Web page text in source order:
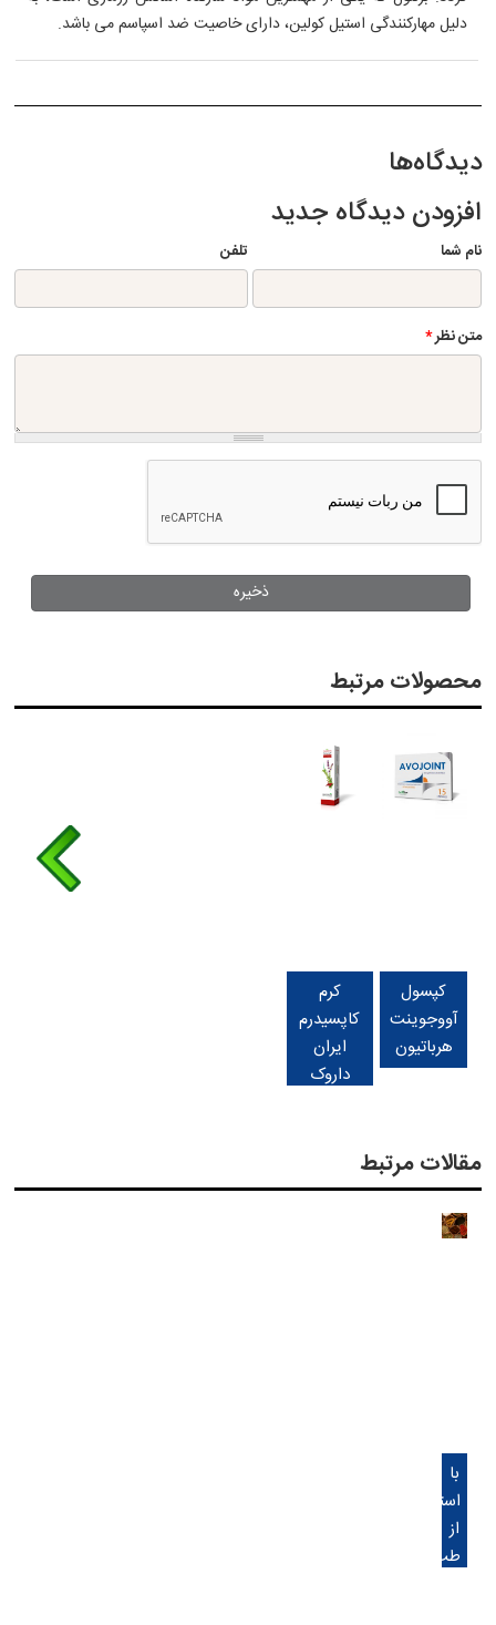
دلیل مهارکنندگی استیل کولین، دارای خاصیت ضد اسپاسم می باشد.
دیدگاه‌ها
افزودن دیدگاه جدید
نام شما تلفن
متن نظر*
محصولات مرتبط
کپسول
آووجوینت
هرباتیون
کرم
کاپسیدرم
ایران
داروک
مقالات مرتبط
با
استفاده
از
طب